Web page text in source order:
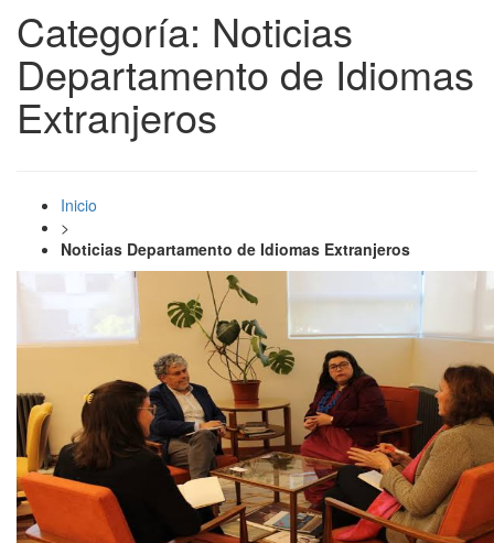
Categoría: Noticias
Departamento de Idiomas
Extranjeros
Inicio
>
Noticias Departamento de Idiomas Extranjeros